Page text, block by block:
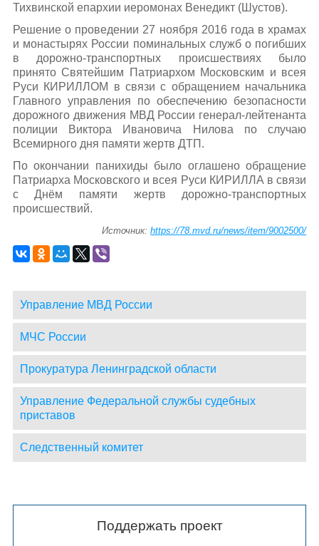
Тихвинской епархии иеромонах Венедикт (Шустов).
Решение о проведении 27 ноября 2016 года в храмах
и монастырях России поминальных служб о погибших
в дорожно-транспортных происшествиях было
принято Святейшим Патриархом Московским и всея
Руси КИРИЛЛОМ в связи с обращением начальника
Главного управления по обеспечению безопасности
дорожного движения МВД России генерал-лейтенанта
полиции Виктора Ивановича Нилова по случаю
Всемирного дня памяти жертв ДТП.
По окончании панихиды было оглашено обращение
Патриарха Московского и всея Руси КИРИЛЛА в связи
с Днём памяти жертв дорожно-транспортных
происшествий.
Источник:https://78.mvd.ru/news/item/9002500/
Управление МВД России
МЧС России
Прокуратура Ленинградской области
Управление Федеральной службы судебных
приставов
Следственный комитет
Поддержать проект